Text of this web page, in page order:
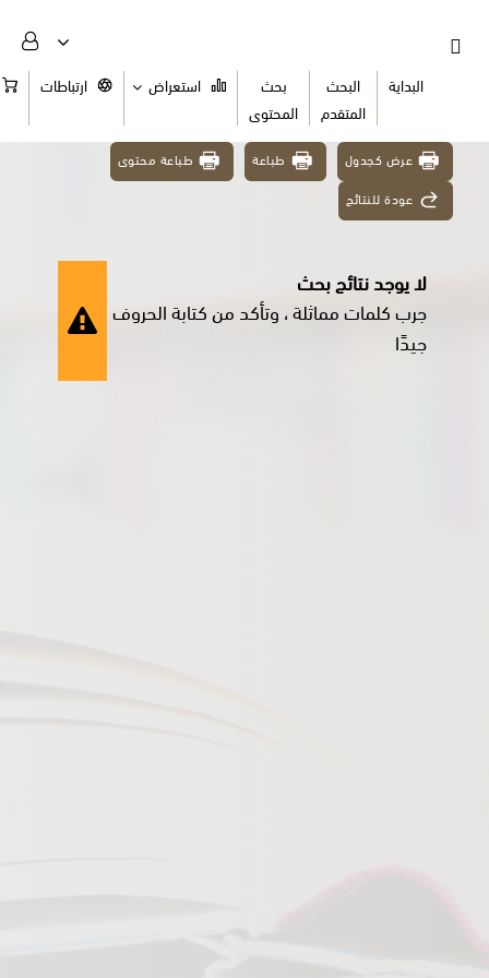
البحث
بحث
المحتوى
استعراض ارتباطات السلة
عرض كجدول طباعة طباعة محتوى
عودة للنتائج
لا يوجد نتائج بحث
جرب كلمات مماثلة ، وتأكد من كتابة الحروف